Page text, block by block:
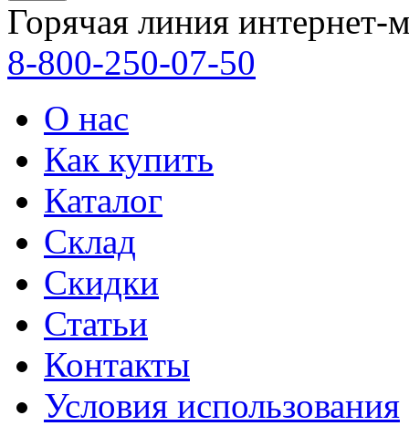
Горячая линия интернет-
8-800-250-07-50
О нас
Как купить
Каталог
Склад
Скидки
Статьи
Контакты
Условия использования